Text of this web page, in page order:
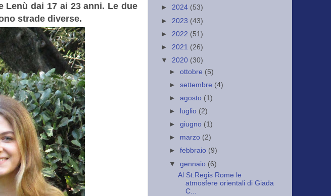
Lenù dai 17 ai 23 anni. Le due
strade diverse.
► 2024 (53)
► 2023 (43)
► 2022 (51)
► 2021 (26)
▼ 2020 (30)
►ottobre (5)
►settembre (4)
►agosto (1)
►
luglio (2)
►giugno (1)
► marzo (2)
►febbraio (9)
▼gennaio (6)
Al St.Regis Rome le
atmosfere orientali di Giada
C...